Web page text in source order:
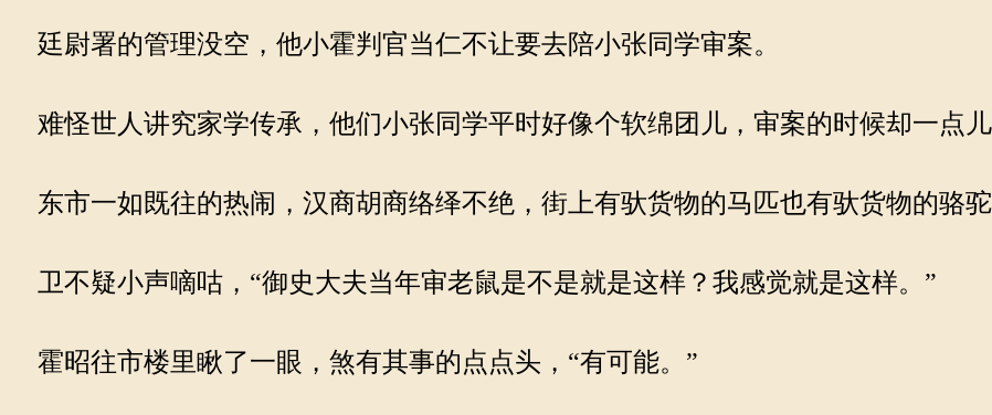
廷尉署的管理没空，他小霍判官当仁不让要去陪小张同学审案。
难怪世人讲究家学传承，他们小张同学平时好像个软绵团儿，审案的时候却一点儿
东市一如既往的热闹，汉商胡商络绎不绝，街上有驮货物的马匹也有驮货物的骆
卫不疑小声嘀咕，“御史大夫当年审老鼠是不是就是这样？我感觉就是这样。”
霍昭往市楼里瞅了一眼，煞有其事的点点头，“有可能。”